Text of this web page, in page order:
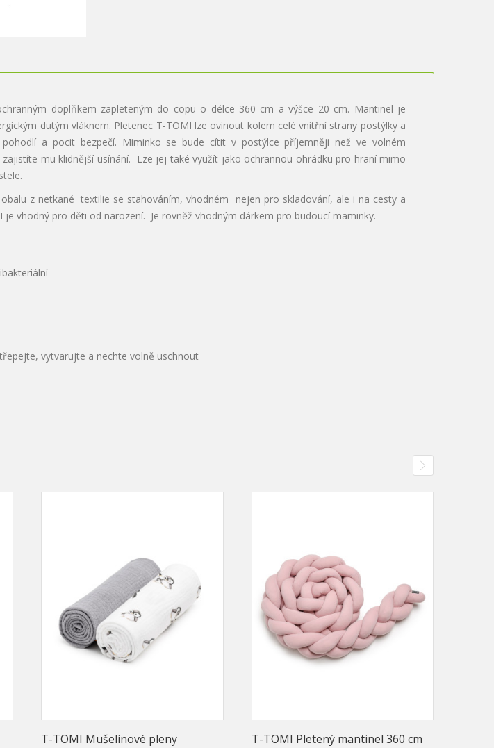
doplňkem zapleteným do copu o délce 360 cm a výšce 20 cm. Mantinel je
dutým vláknem. Pletenec T-TOMI lze ovinout kolem celé vnitřní strany postýlky a
a pocit bezpečí. Miminko se bude cítit v postýlce příjemněji než ve volném
mu klidnější usínání. Lze jej také využít jako ochrannou ohrádku pro hraní mimo
z netkané textilie se stahováním, vhodném nejen pro skladování, ale i na cesty a
vhodný pro děti od narození. Je rovněž vhodným dárkem pro budoucí maminky.
vytvarujte a nechte volně uschnout
T-TOMI Mušelínové pleny
T-TOMI Pletený mantinel 360 cm